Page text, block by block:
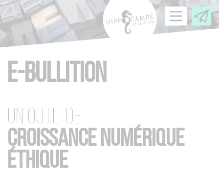
Panneau de gestion des cookies
E-BULLITION
UN OUTIL DE
CROISSANCE NUMÉRIQUE
ÉTHIQUE